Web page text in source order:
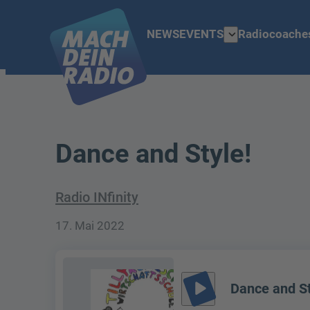
NEWSEVENTS expand_more
Dance and Style!
Radio INfinity
17. Mai 2022
play_arrow Dance and